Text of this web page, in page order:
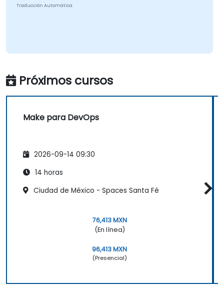
Traducción Automática
Próximos cursos
Make para DevOps
2026-09-14 09:30
14 horas
Ciudad de México - Spaces Santa Fé
76,413 MXN
(En línea)
96,413 MXN
(Presencial)